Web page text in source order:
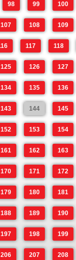
98 99 100
107 108 109
117 118
125 126 127
134 135 136
143 144 145
152 153 154
161 162 163
170 171 172
179 180 181
188 189 190
197 198 199
206 207 208